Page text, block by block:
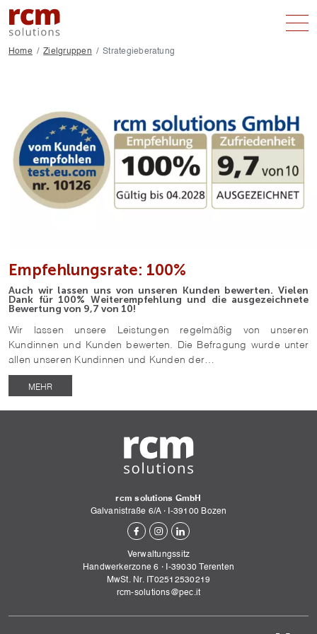
ZIELGRUPPEN
ÜBER UNS
ANFRAGE
Home Zielgruppen Strategieberatung
Empfehlungsrate: 100%
Auch wir lassen uns von unseren Kunden bewerten. Vielen
Dank für 100% Weiterempfehlung und die ausgezeichnete
Bewertung von 9,7 von 10!
Wir lassen unsere Leistungen regelmäßig von unseren
Kundinnen und Kunden bewerten. Die Befragung wurde unter
allen unseren Kundinnen und Kunden der…
MEHR
rcm solutions GmbH
Galvanistraße 6/A· I-39100 Bozen
Verwaltungssitz
Handwerkerzone 6 · I-39030Terenten
MwSt. Nr. IT02512530219
rcm-solutions@pec.it